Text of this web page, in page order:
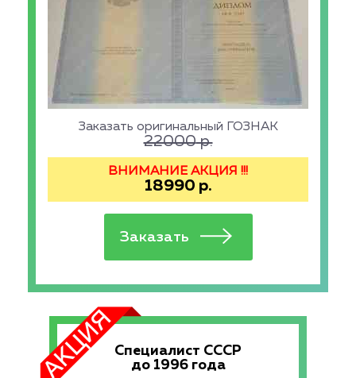
Заказать оригинальный ГОЗНАК
22000р.
ВНИМАНИЕ АКЦИЯ !!!
18990 р.
Специалист СССР
до 1996 года